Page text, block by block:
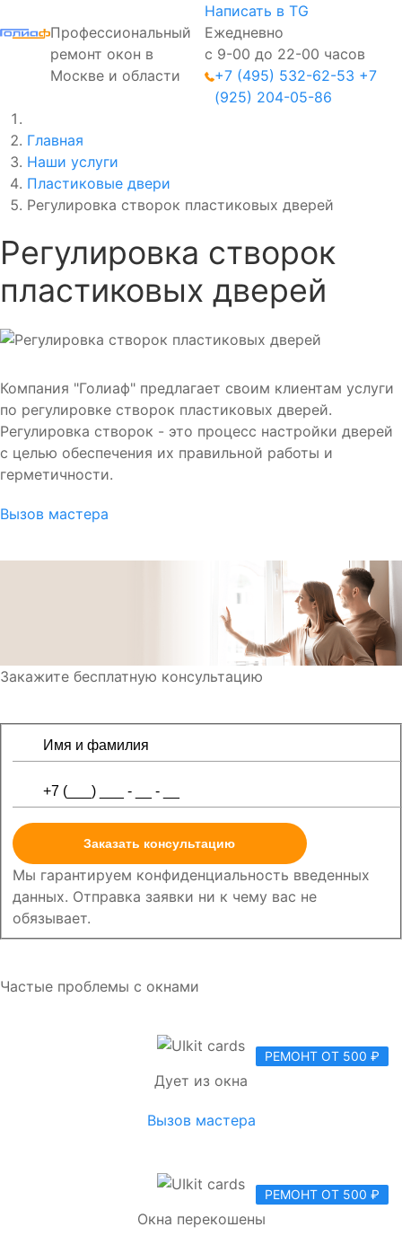
Профессиональный
ремонт окон в
Москве и области
Написать в TG
Ежедневно
с 9-00 до 22-00 часов
+7 (495) 532-62-53 +7
(925) 204-05-86
Главная
Наши услуги
Пластиковые двери
Регулировка створок пластиковых дверей
Регулировка створок
пластиковых дверей
Компания "Голиаф" предлагает своим клиентам услуги
по регулировке створок пластиковых дверей.
Регулировка створок - это процесс настройки дверей
с целью обеспечения их правильной работы и
герметичности.
Вызов мастера
Закажите бесплатную консультацию
Заказать консультацию
Мы гарантируем конфиденциальность введенных
данных. Отправка заявки ни к чему вас не
обязывает.
Частые проблемы с окнами
РЕМОНТ ОТ 500 ₽
Дует из окна
Вызов мастера
РЕМОНТ ОТ 500 ₽
Окна перекошены